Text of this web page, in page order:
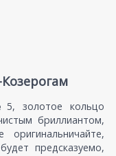
золотое кольцо
бриллиантом,
предсказуемо,